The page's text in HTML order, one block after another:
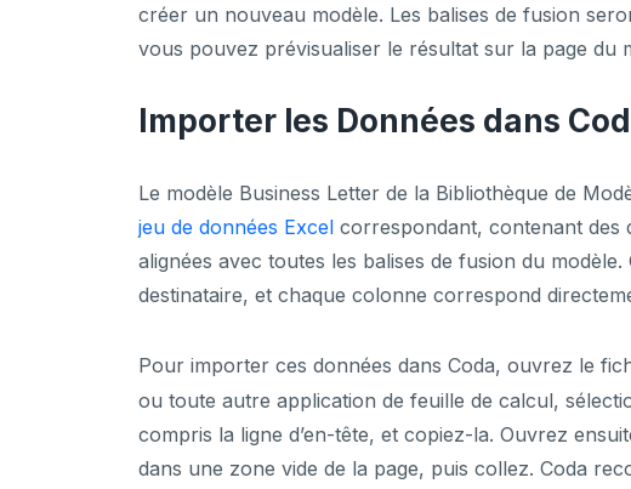
créer un nouveau modèle. Les balises de fusion
vous pouvez prévisualiser le résultat sur la page du
Importer les Données dans
Le modèle Business Letter de la Bibliothèque de
jeu de données Excel correspondant, contenant des
alignées avec toutes les balises de fusion du
destinataire, et chaque colonne correspond
Pour importer ces données dans Coda, ouvrez le
ou toute autre application de feuille de calcul,
compris la ligne d’en-tête, et copiez-la. Ouvrez
dans une zone vide de la page, puis collez. Coda